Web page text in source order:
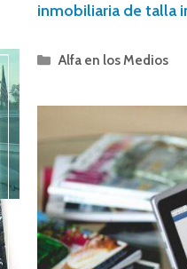
inmobiliaria de talla
Alfa en los Medios